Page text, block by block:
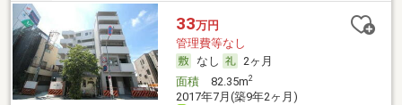
33万円
管理費等なし
なし
2ヶ月
面積82.35m2
2017年7月(築9年2ヶ月)